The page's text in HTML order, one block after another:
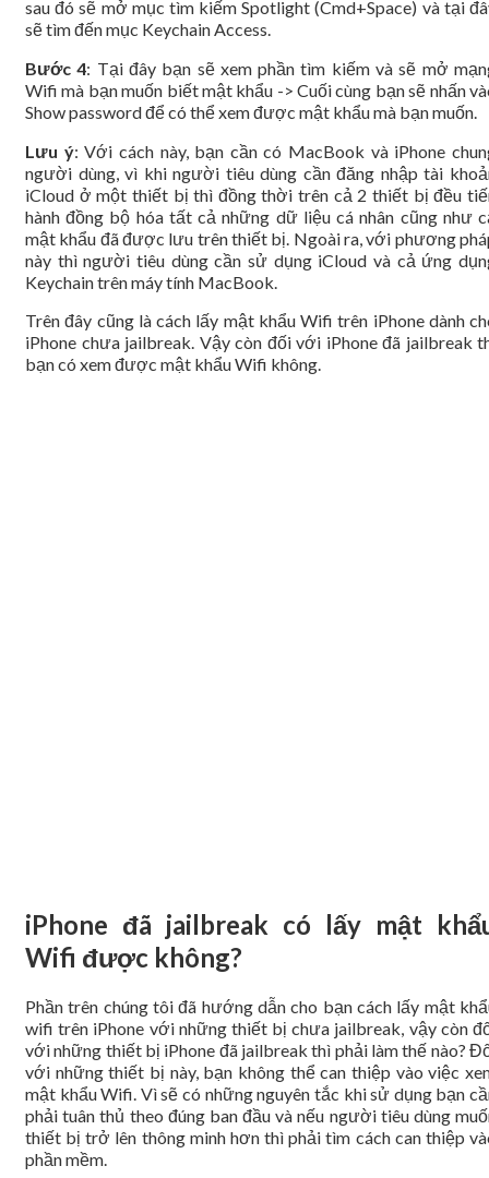
sau đó sẽ mở mục tìm kiếm Spotlight (Cmd+Space) và tại
sẽ tìm đến mục Keychain Access.
Bước 4: Tại đây bạn sẽ xem phần tìm kiếm và sẽ mở
Wifi mà bạn muốn biết mật khẩu -> Cuối cùng bạn sẽ nhấn
Show password để có thể xem được mật khẩu mà bạn muốn.
Lưu ý: Với cách này, bạn cần có MacBook và iPhone
người dùng, vì khi người tiêu dùng cần đăng nhập tài
iCloud ở một thiết bị thì đồng thời trên cả 2 thiết bị đều
hành đồng bộ hóa tất cả những dữ liệu cá nhân cũng như
mật khẩu đã được lưu trên thiết bị. Ngoài ra, với phương
này thì người tiêu dùng cần sử dụng iCloud và cả ứng
Keychain trên máy tính MacBook.
Trên đây cũng là cách lấy mật khẩu Wifi trên iPhone dành
iPhone chưa jailbreak. Vậy còn đối với iPhone đã jailbreak
bạn có xem được mật khẩu Wifi không.
iPhone đã jailbreak có lấy mật
Wifi được không?
Phần trên chúng tôi đã hướng dẫn cho bạn cách lấy mật
wifi trên iPhone với những thiết bị chưa jailbreak, vậy còn
với những thiết bị iPhone đã jailbreak thì phải làm thế nào?
với những thiết bị này, bạn không thể can thiệp vào việc
mật khẩu Wifi. Vì sẽ có những nguyên tắc khi sử dụng bạn
phải tuân thủ theo đúng ban đầu và nếu người tiêu dùng
thiết bị trở lên thông minh hơn thì phải tìm cách can thiệp
phần mềm.